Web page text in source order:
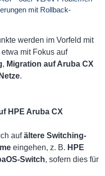
mit Rollback-
werden im Vorfeld mit
mit Fokus auf
, Migration auf Aruba CX
.
HPE Aruba CX
aufältere Switching-
eingehen, z. B. HPE
Switch, sofern dies für